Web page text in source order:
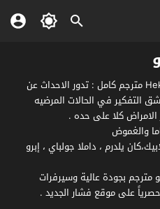
قصة مسلسل حكيم اوغلو Hekimoğlu مترجم كامل : تدور الاحداث عن
التفكير في الحالات المرضيه
كلا على حده .
والغموض
يلدرم ، داملا جولباي ، إبرو
بجودة عالية وسيرفرات
على موقع فشار الجديد .